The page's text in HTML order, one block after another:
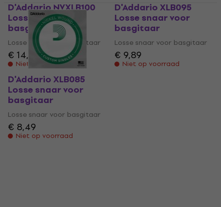
D'Addario NYXLB100
Losse snaar voor
basgitaar
Losse snaar voor basgitaar
€ 14,40
Niet op voorraad
D'Addario XLB095
Losse snaar voor
basgitaar
Losse snaar voor basgitaar
€ 9,89
Niet op voorraad
D'Addario XLB085
Losse snaar voor
basgitaar
Losse snaar voor basgitaar
€ 8,49
Niet op voorraad